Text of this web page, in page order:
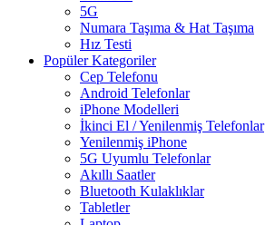
5G
Numara Taşıma & Hat Taşıma
Hız Testi
Popüler Kategoriler
Cep Telefonu
Android Telefonlar
iPhone Modelleri
İkinci El / Yenilenmiş Telefonlar
Yenilenmiş iPhone
5G Uyumlu Telefonlar
Akıllı Saatler
Bluetooth Kulaklıklar
Tabletler